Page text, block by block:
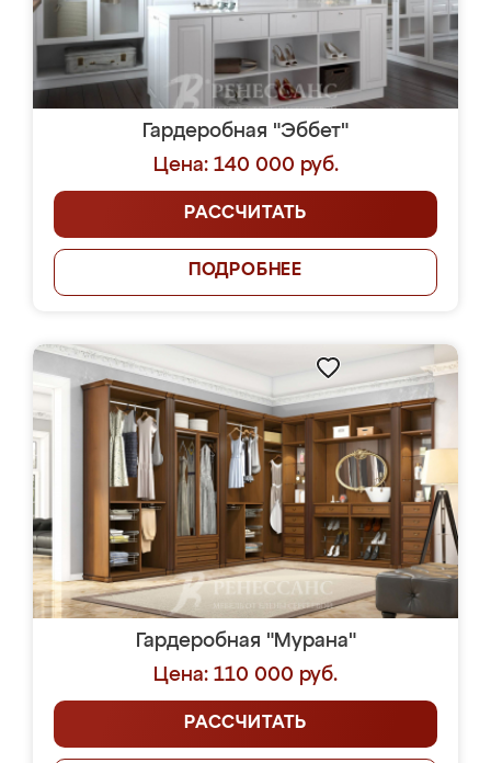
Гардеробная "Эббет"
Цена: 140 000 руб.
РАССЧИТАТЬ
ПОДРОБНЕЕ
Гардеробная "Мурана"
Цена: 110 000 руб.
РАССЧИТАТЬ